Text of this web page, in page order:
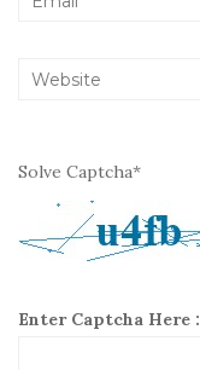
Solve Captcha*
Enter Captcha Here :